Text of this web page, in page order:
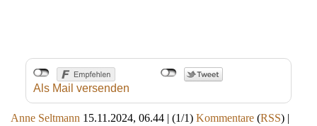
Als Mail versenden
Anne Seltmann 15.11.2024, 06.44 | (1/1) Kommentare (RSS) |